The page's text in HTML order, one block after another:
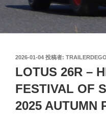
投
日:
2026-01-04 投稿者: TRAILERDEGO
LOTUS 26R –
FESTIVAL OF
2025 AUTUMN